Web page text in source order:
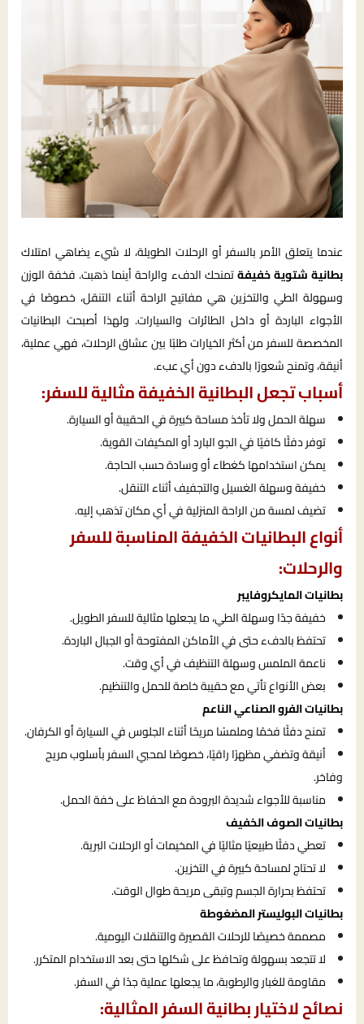
عندما يتعلق الأمر بالسفر أو الرحلات الطويلة، لا شيء يضاهي امتلاك
بطانية شتوية خفيفةتمنحك الدفء والراحة أينما ذهبت. فخفة الوزن
وسهولة الطي والتخزين هي مفاتيح الراحة أثناء التنقل، خصوصًا في
الأجواء الباردة أو داخل الطائرات والسيارات. ولهذا أصبحت البطانيات
المخصصة للسفر من أكثر الخيارات طلبًا بين عشاق الرحلات، فهي عملية،
أنيقة، وتمنح شعورًا بالدفء دون أي عبء.
أسباب تجعل البطانية الخفيفة مثالية للسفر:
سهلة الحمل ولا تأخذ مساحة كبيرة في الحقيبة أو السيارة.
توفر دفئًا كافيًا في الجو البارد أو المكيفات القوية.
يمكن استخدامها كغطاء أو وسادة حسب الحاجة.
خفيفة وسهلة الغسيل والتجفيف أثناء التنقل.
تضيف لمسة من الراحة المنزلية في أي مكان تذهب إليه.
أنواع البطانيات الخفيفة المناسبة للسفر
والرحلات:
بطانيات المايكروفايبر
خفيفة جدًا وسهلة الطي، ما يجعلها مثالية للسفر الطويل.
تحتفظ بالدفء حتى في الأماكن المفتوحة أو الجبال الباردة.
ناعمة الملمس وسهلة التنظيف في أي وقت.
بعض الأنواع تأتي مع حقيبة خاصة للحمل والتنظيم.
بطانيات الفرو الصناعي الناعم
تمنح دفئًا فخمًا وملمسًا مريحًا أثناء الجلوس في السيارة أو الكرفان.
أنيقة وتضفي مظهرًا راقيًا، خصوصًا لمحبي السفر بأسلوب مريح
وفاخر.
مناسبة للأجواء شديدة البرودة مع الحفاظ على خفة الحمل.
بطانيات الصوف الخفيف
تعطي دفئًا طبيعيًا مثاليًا في المخيمات أو الرحلات البرية.
لا تحتاج لمساحة كبيرة في التخزين.
تحتفظ بحرارة الجسم وتبقى مريحة طوال الوقت.
بطانيات البوليستر المضغوطة
مصممة خصيصًا للرحلات القصيرة والتنقلات اليومية.
لا تتجعد بسهولة وتحافظ على شكلها حتى بعد الاستخدام المتكرر.
مقاومة للغبار والرطوبة، ما يجعلها عملية جدًا في السفر.
نصائح لاختيار بطانية السفر المثالية: